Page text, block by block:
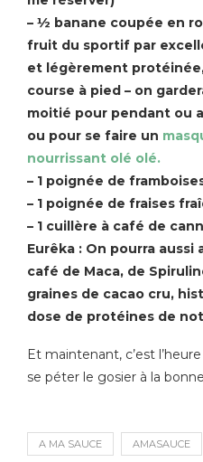
– ½ banane coupée en
fruit du sportif par
et légèrement
course à pied – on
moitié pour pendant ou
ou pour se faire un
nourrissant olé olé.
– 1 poignée de
– 1 poignée de fraises
– 1 cuillère à café de
Eurêka : On pourra
café de Maca, de
graines de cacao cru,
dose de protéines de
Et maintenant, c’est
se péter le gosier à la
A MA SAUCE AMASAUCE